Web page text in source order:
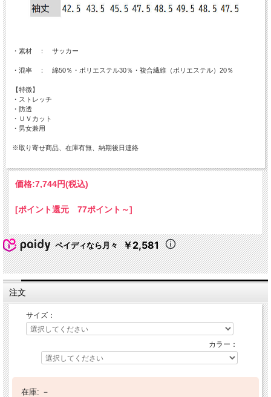
・素材 ： サッカー
・混率 ： 綿50％・ポリエステル30％・複合繊維（ポリエステル）20％
【特徴】
・ストレッチ
・防透
・ＵＶカット
・男女兼用
※取り寄せ商品、在庫有無、納期後日連絡
価格:7,744円(税込)
[ポイント還元 77ポイント～]
ペイディなら月々 ￥2,581
注文
サイズ：
カラー：
在庫: －